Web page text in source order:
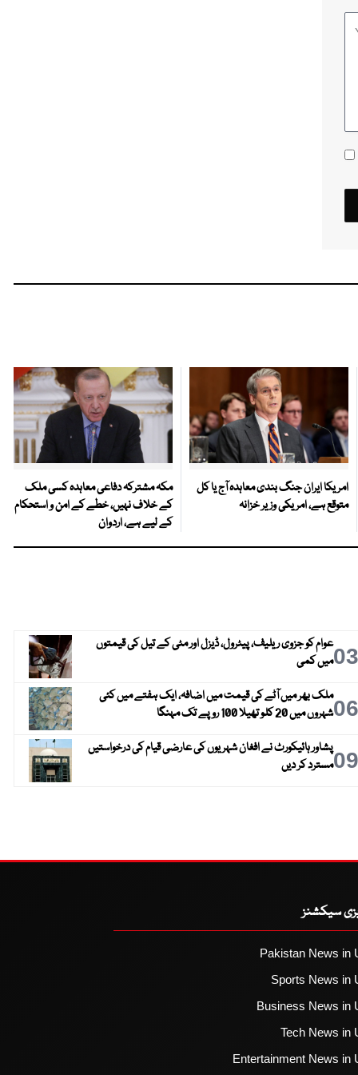
امریکا ایران جنگ بندی معاہدہ آج یا کل
متوقع ہے، امریکی وزیر خزانہ
مکہ مشترکہ دفاعی معاہدہ کسی ملک
کے خلاف نہیں، خطے کے امن و استحکام
کے لیے ہے، اردوان
03عوام کو جزوی ریلیف، پیٹرول، ڈیزل اور مٹی کے تیل کی قیمتوں
میں کمی
06ملک بھر میں آٹے کی قیمت میں اضافہ، ایک ہفتے میں کئی
شہروں میں 20 کلو تھیلا 100 روپے تک مہنگا
09پشاور ہائیکورٹ نے افغان شہریوں کی عارضی قیام کی درخواستیں
مسترد کر دیں
سیکشنز
Pakistan News in
Sports News in
Business News in
Tech News in
Entertainment News in